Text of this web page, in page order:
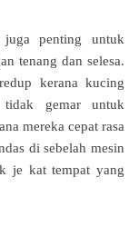
juga penting untuk
tenang dan selesa.
kerana kucing
gemar untuk
mereka cepat rasa
di sebelah mesin
je kat tempat yang